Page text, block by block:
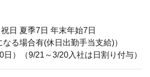
日 夏季7日 年末年始7日
る場合有(休日出勤手当支給)）
）（9/21～3/20入社は日割り付与）